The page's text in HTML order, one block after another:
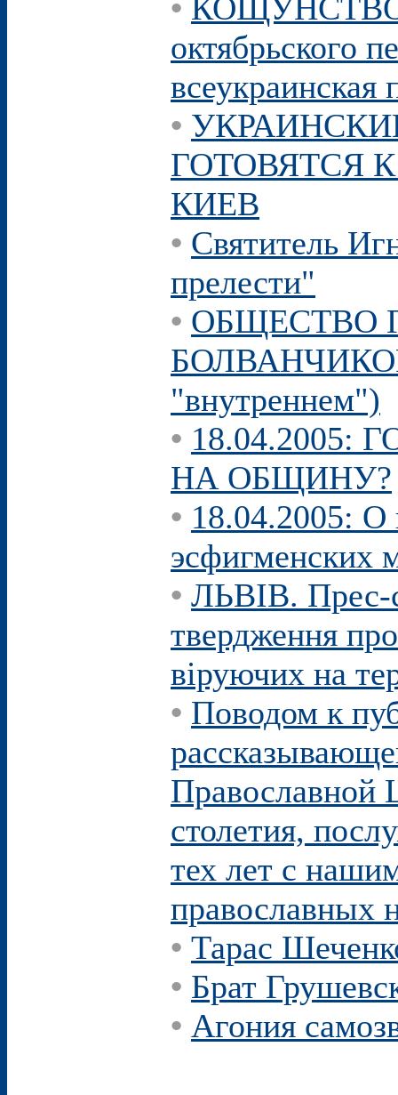
• КОЩУНСТВО:
октябрьского
всеукраинская
•
ГОТОВЯТСЯ
КИЕВ
• Святитель
прелести"
• ОБЩЕСТВО
"внутреннем")
• 18.04.2005:
НА ОБЩИНУ?
• 18.04.2005: О
эсфигменских
• ЛЬВІВ. Прес-
твердження
віруючих на
• Поводом к
Православной
столетия,
тех лет с
православных
• Тарас
• Брат
• Агония